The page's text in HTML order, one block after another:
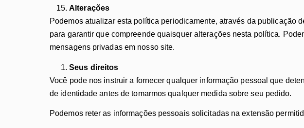
Alterações
Podemos atualizar esta política periodicamente, através da publicação
para garantir que compreende quaisquer alterações nesta política.
mensagens privadas em nosso site.
Seus direitos
Você pode nos instruir a fornecer qualquer informação pessoal que
de identidade antes de tomarmos qualquer medida sobre seu pedido.
Podemos reter as informações pessoais solicitadas na extensão